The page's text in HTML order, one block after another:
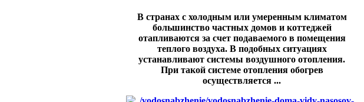
В странах с холодным или умеренным климатом
большинство частных домов и коттеджей
отапливаются за счет подаваемого в помещения
теплого воздуха. В подобных ситуациях
устанавливают системы воздушного отопления.
При такой системе отопления обогрев
осуществляется ...